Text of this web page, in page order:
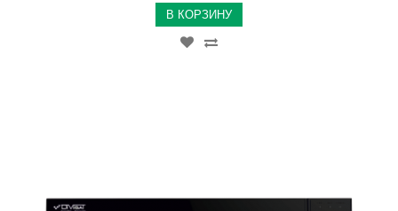
В КОРЗИНУ